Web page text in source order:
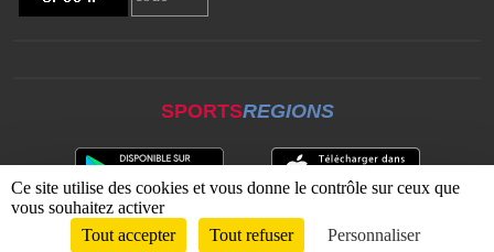
SPORTSREGIONS
Envie de participer ? CONNEXION
Ce site utilise des cookies et vous donne le contrôle sur ceux que
vous souhaitez activer
Tout accepter
Tout refuser Personnaliser